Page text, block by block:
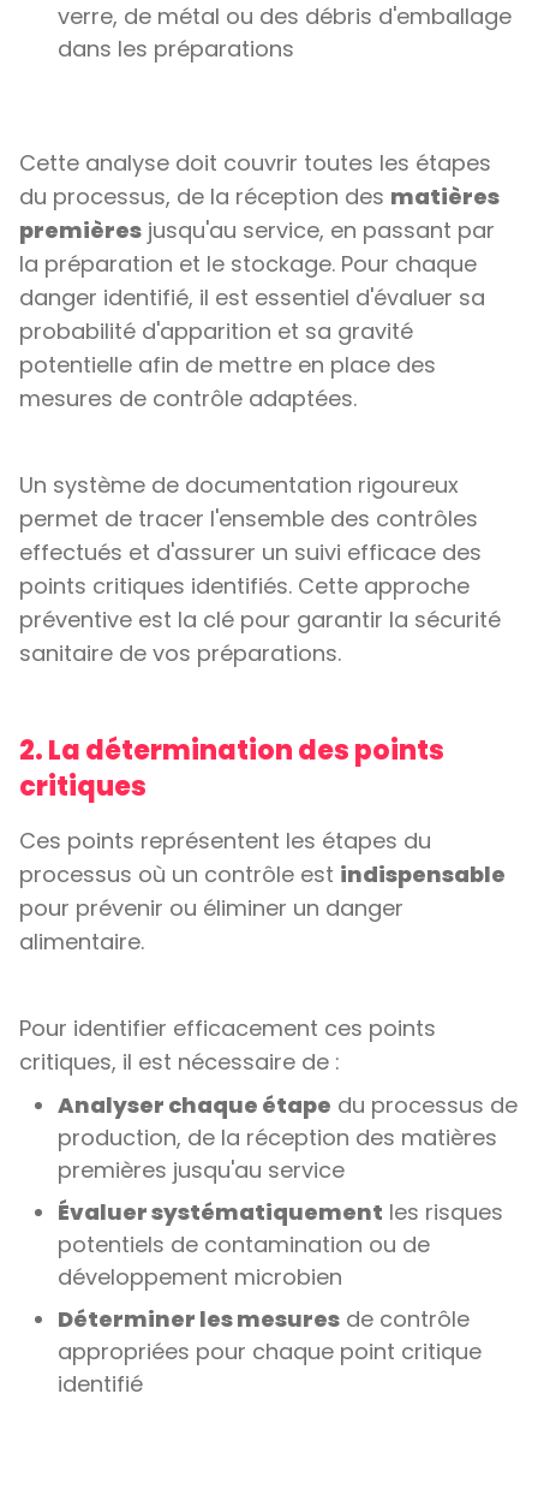
verre, de métal ou des débris d'emballage
dans les préparations
Cette analyse doit couvrir toutes les étapes
du processus, de la réception des matières
premières jusqu'au service, en passant par
la préparation et le stockage. Pour chaque
danger identifié, il est essentiel d'évaluer sa
probabilité d'apparition et sa gravité
potentielle afin de mettre en place des
mesures de contrôle adaptées.
Un système de documentation rigoureux
permet de tracer l'ensemble des contrôles
effectués et d'assurer un suivi efficace des
points critiques identifiés. Cette approche
préventive est la clé pour garantir la sécurité
sanitaire de vos préparations.
2. La détermination des points
critiques
Ces points représentent les étapes du
processus où un contrôle est indispensable
pour prévenir ou éliminer un danger
alimentaire.
Pour identifier efficacement ces points
critiques, il est nécessaire de :
Analyser chaque étape du processus de
production, de la réception des matières
premières jusqu'au service
Évaluer systématiquement les risques
potentiels de contamination ou de
développement microbien
Déterminer les mesures de contrôle
appropriées pour chaque point critique
identifié